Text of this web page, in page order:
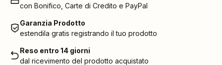
con Bonifico, Carte di Credito e PayPal
Garanzia Prodotto
estendila gratis registrando il tuo prodotto
Reso entro 14 giorni
dal ricevimento del prodotto acquistato